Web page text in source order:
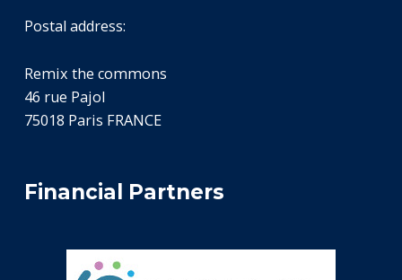
Postal address:
Remix the commons
46 rue Pajol
75018 Paris FRANCE
Financial Partners